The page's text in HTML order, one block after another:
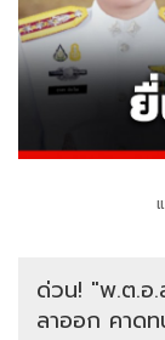
ด่วน! "พ.ต.อ.
ลาออก คาด